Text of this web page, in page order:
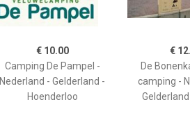
€ 10.00
Camping De Pampel -
Nederland - Gelderland -
Hoenderloo
€
De
camping -